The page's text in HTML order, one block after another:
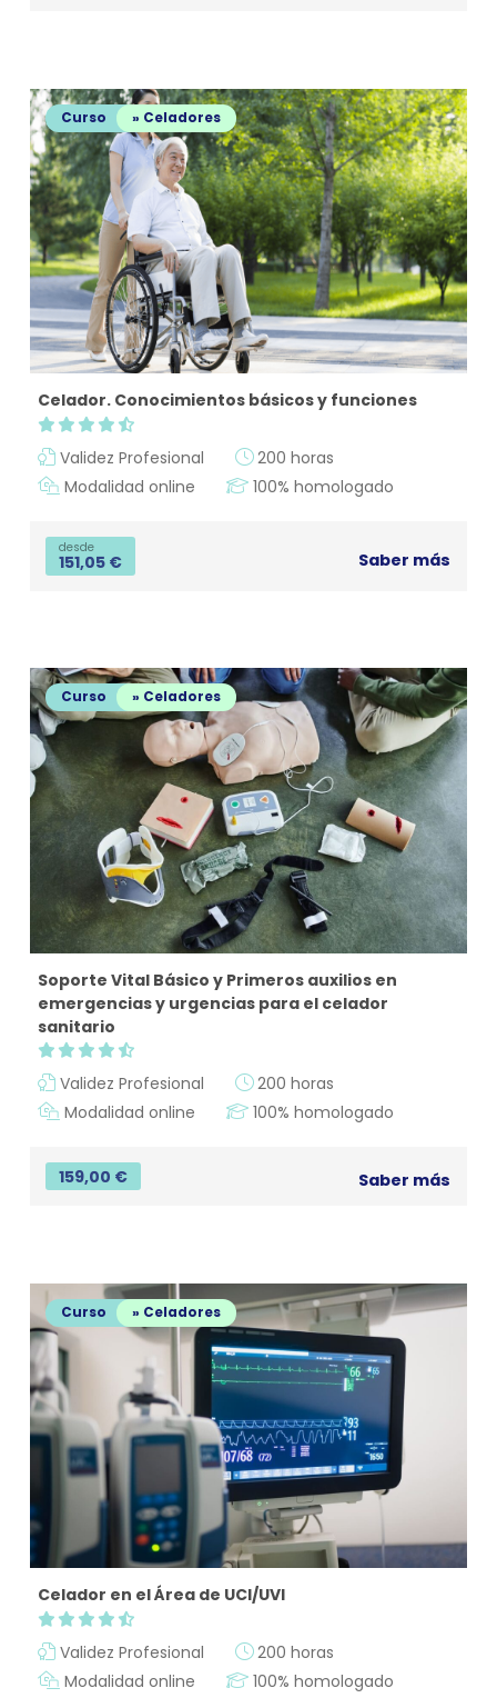
Curso » Celadores
Celador. Conocimientos básicos y funciones
Validez Profesional
200 horas
Modalidad online
100% homologado
desde
151,05 € Saber más
Curso » Celadores
Soporte Vital Básico y Primeros auxilios en
emergencias y urgencias para el celador
sanitario
Validez Profesional
200 horas
Modalidad online
100% homologado
159,00 € Saber más
Curso » Celadores
Celador en el Área de UCI/UVI
Validez Profesional
200 horas
Modalidad online
100% homologado